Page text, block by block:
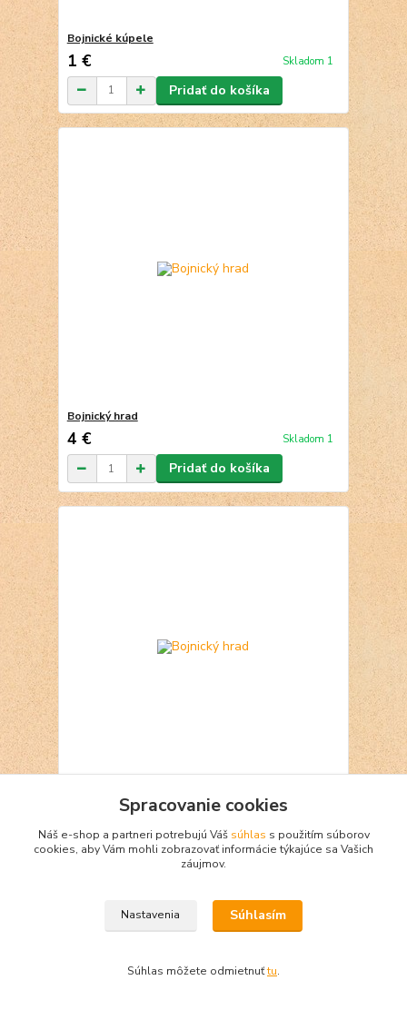
Bojnické kúpele
1 € Skladom 1
Pridať do košíka
Bojnický hrad
4 € Skladom 1
Pridať do košíka
Pridať do košíka
Spracovanie cookies
Náš e-shop a partneri potrebujú Váš súhlas s použitím súborov
cookies, aby Vám mohli zobrazovať informácie týkajúce sa Vašich
záujmov.
Nastavenia Súhlasím
Súhlas môžete odmietnuťtu.